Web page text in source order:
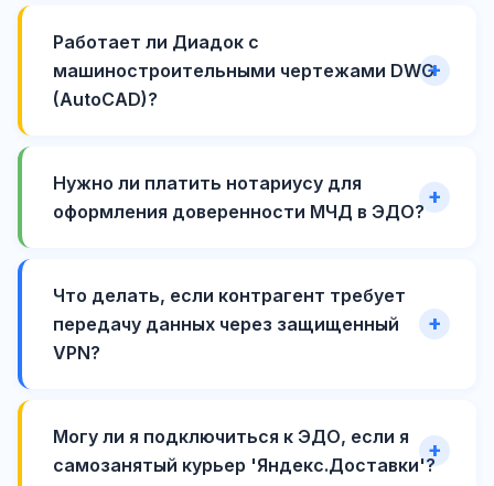
Работает ли Диадок с
машиностроительными чертежами DWG
(AutoCAD)?
Нужно ли платить нотариусу для
оформления доверенности МЧД в ЭДО?
Что делать, если контрагент требует
передачу данных через защищенный
VPN?
Могу ли я подключиться к ЭДО, если я
самозанятый курьер 'Яндекс.Доставки'?